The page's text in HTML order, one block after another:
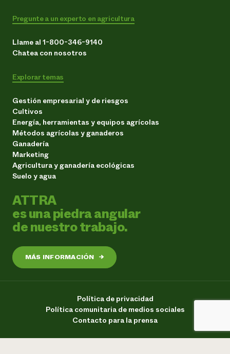
Pregunte a un experto en agricultura
Llame al 1-800-346-9140
Chatea con nosotros
Explorar temas
Gestión empresarial y de riesgos
Cultivos
Energía, herramientas y equipos agrícolas
Métodos agrícolas y ganaderos
Ganadería
Marketing
Agricultura y ganadería ecológicas
Suelo y agua
ATTRA
es una piedra angular
de nuestro trabajo.
MÁS INFORMACIÓN →
Política de privacidad
Política comunitaria de medios sociales
Contacto para la prensa